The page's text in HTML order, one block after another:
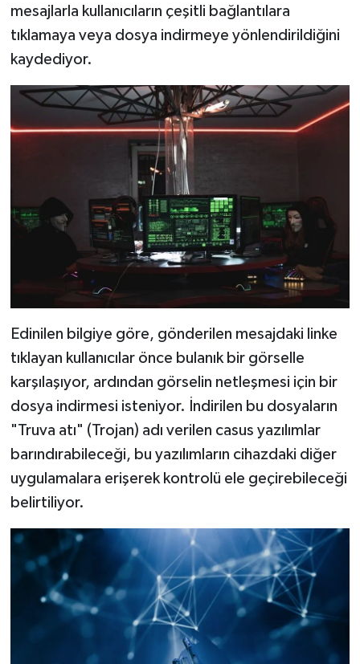
mesajlarla kullanıcıların çeşitli bağlantılara
tıklamaya veya dosya indirmeye yönlendirildiğini
kaydediyor.
Edinilen bilgiye göre, gönderilen mesajdaki linke
tıklayan kullanıcılar önce bulanık bir görselle
karşılaşıyor, ardından görselin netleşmesi için bir
dosya indirmesi isteniyor. İndirilen bu dosyaların
"Truva atı" (Trojan) adı verilen casus yazılımlar
barındırabileceği, bu yazılımların cihazdaki diğer
uygulamalara erişerek kontrolü ele geçirebileceği
belirtiliyor.